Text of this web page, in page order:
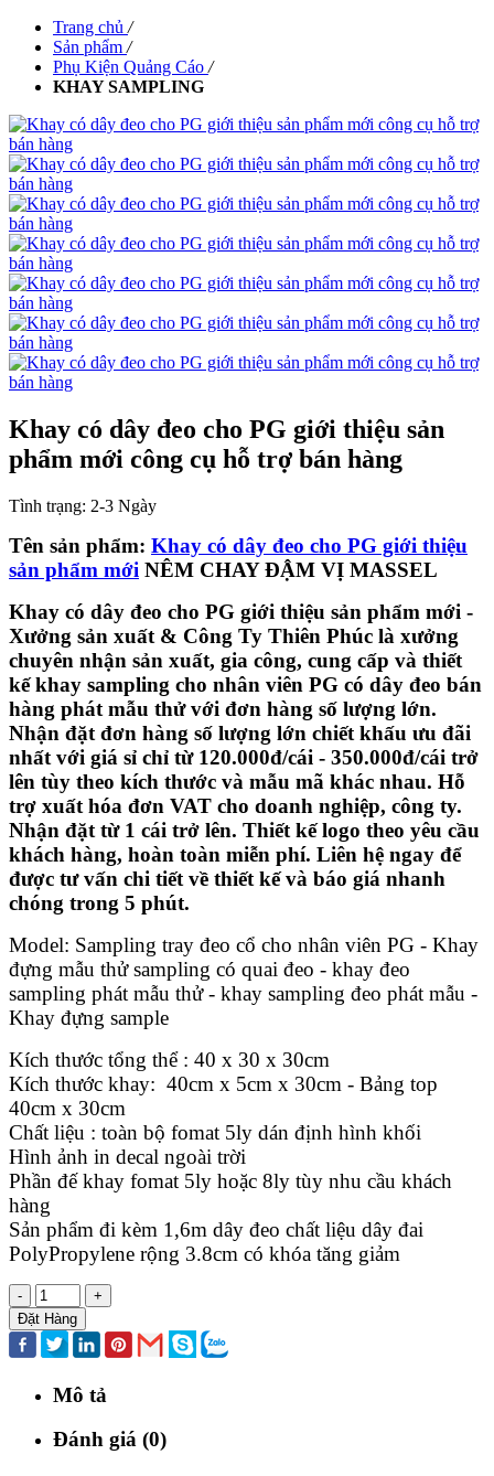
Trang chủ /
Sản phẩm /
Phụ Kiện Quảng Cáo /
KHAY SAMPLING
Khay có dây đeo cho PG giới thiệu sản
phẩm mới công cụ hỗ trợ bán hàng
Tình trạng: 2-3 Ngày
Tên sản phẩm: Khay có dây đeo cho PG giới thiệu
sản phẩm mới NÊM CHAY ĐẬM VỊ MASSEL
Khay có dây đeo cho PG giới thiệu sản phẩm mới -
Xưởng sản xuất & Công Ty Thiên Phúc là xưởng
chuyên nhận sản xuất, gia công, cung cấp và thiết
kế khay sampling cho nhân viên PG có dây đeo bán
hàng phát mẫu thử với đơn hàng số lượng lớn.
Nhận đặt đơn hàng số lượng lớn chiết khấu ưu đãi
nhất với giá sỉ chỉ từ 120.000đ/cái - 350.000đ/cái trở
lên tùy theo kích thước và mẫu mã khác nhau. Hỗ
trợ xuất hóa đơn VAT cho doanh nghiệp, công ty.
Nhận đặt từ 1 cái trở lên. Thiết kế logo theo yêu cầu
khách hàng, hoàn toàn miễn phí. Liên hệ ngay để
được tư vấn chi tiết về thiết kế và báo giá nhanh
chóng trong 5 phút.
Model: Sampling tray đeo cổ cho nhân viên PG - Khay
đựng mẫu thử sampling có quai đeo - khay đeo
sampling phát mẫu thử - khay sampling đeo phát mẫu -
Khay đựng sample
Kích thước tổng thể : 40 x 30 x 30cm
Kích thước khay: 40cm x 5cm x 30cm - Bảng top
40cm x 30cm
Chất liệu : toàn bộ fomat 5ly dán định hình khối
Hình ảnh in decal ngoài trời
Phần đế khay fomat 5ly hoặc 8ly tùy nhu cầu khách
hàng
Sản phẩm đi kèm 1,6m dây đeo chất liệu dây đai
PolyPropylene rộng 3.8cm có khóa tăng giảm
-
+
Đặt Hàng
Mô tả
Đánh giá (0)